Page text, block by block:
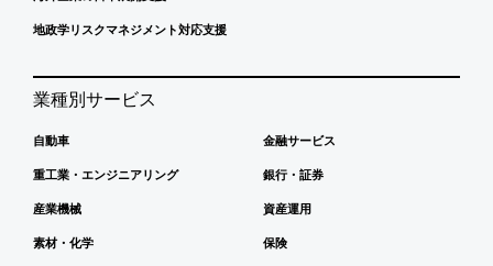
地政学リスクマネジメント対応支援
業種別サービス
自動車
重工業・エンジニアリング
産業機械
素材・化学
金融サービス
銀行・証券
資産運用
保険